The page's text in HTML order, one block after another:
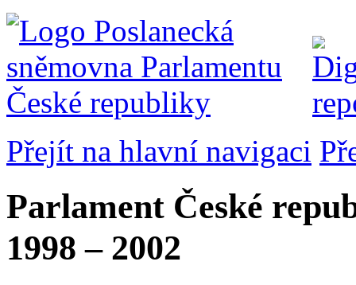
Přejít na hlavní navigaci
Parlament České
1998 – 2002